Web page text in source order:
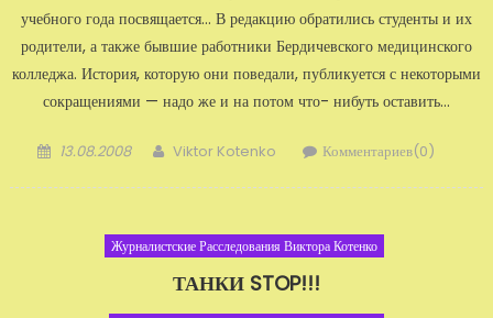
учебного года посвяща­ется… В редакцию обратились студенты и их
родители, а также бывшие работники Бердичевского ме­дицинского
колледжа. История, которую они по­ведали, публикуется с некоторыми
сокращениями — надо же и на потом что- нибуть оставить…
Добавлено
13.08.2008 Автор
Viktor Kotenko Комментариев(0)
Журналистские Расследования Виктора Котенко
ТАНКИ STOP!!!